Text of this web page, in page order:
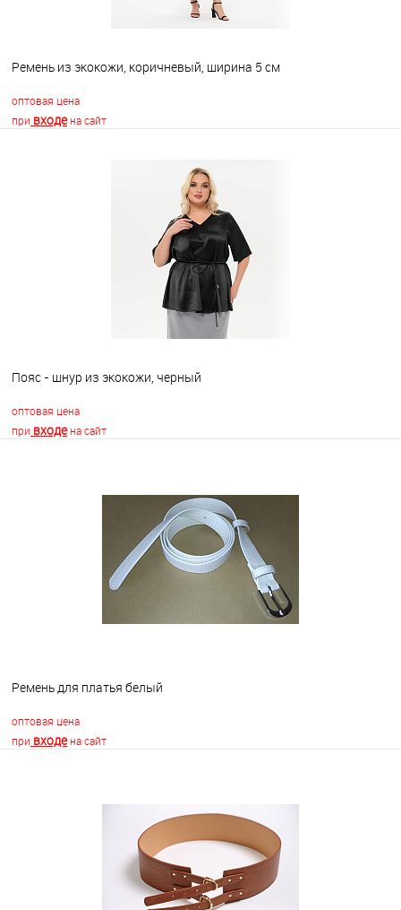
Ремень из экокожи, коричневый, ширина 5 см
оптовая цена
при входена сайт
В корзину
Пояс - шнур из экокожи, черный
оптовая цена
при входена сайт
Недоступно
Ремень для платья белый
оптовая цена
при входена сайт
В наличии